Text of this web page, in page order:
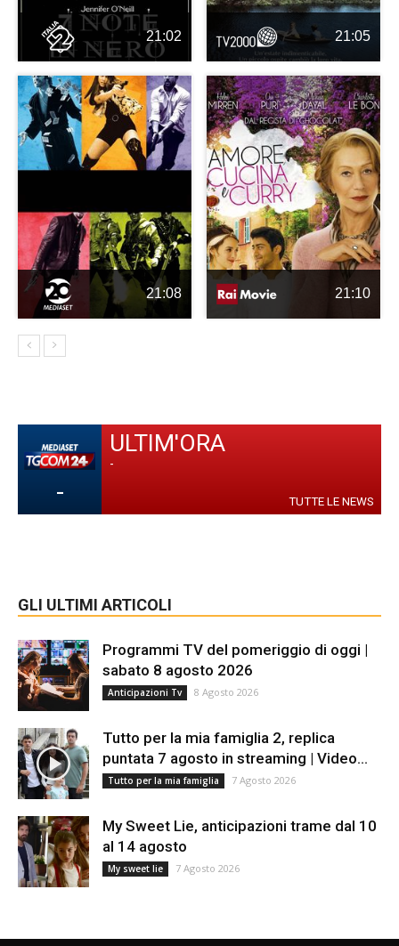
21:02 21:05
21:08 21:10
-
ULTIM'ORA
-
TUTTE LE NEWS
GLI ULTIMI ARTICOLI
Programmi TV del pomeriggio di oggi |
sabato 8 agosto 2026
Anticipazioni Tv 8 Agosto 2026
Tutto per la mia famiglia 2, replica
puntata 7 agosto in streaming | Video...
Tutto per la mia famiglia 7 Agosto 2026
My Sweet Lie, anticipazioni trame dal 10
al 14 agosto
My sweet lie 7 Agosto 2026